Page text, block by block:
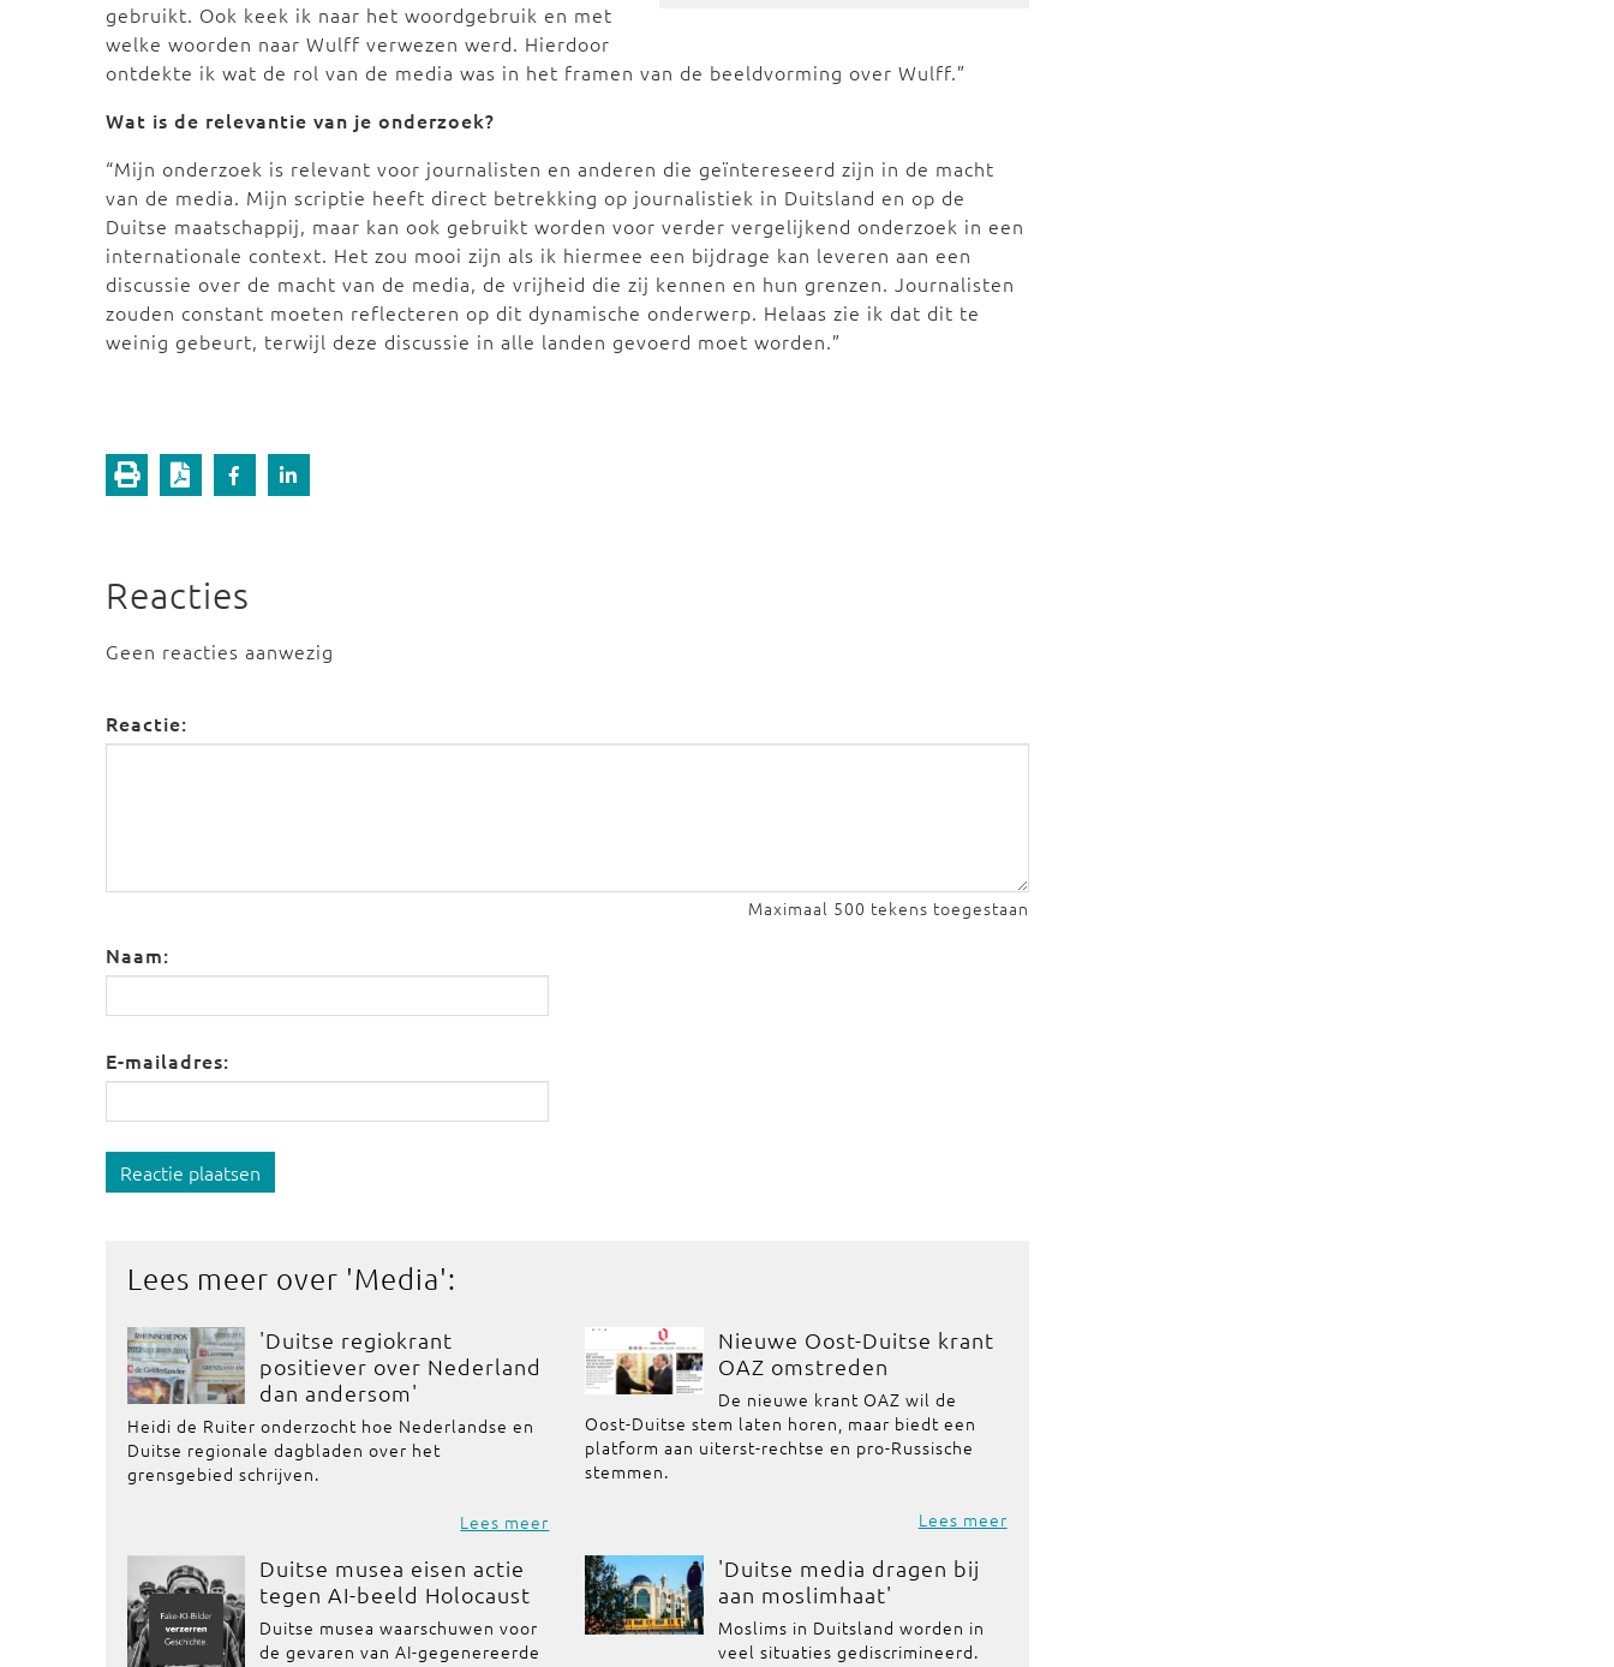
gebruikt. Ook keek ik naar het woordgebruik en met
welke woorden naar Wulff verwezen werd. Hierdoor
ontdekte ik wat de rol van de media was in het framen van de beeldvorming over Wulff.”
Wat is de relevantie van je onderzoek?
“Mijn onderzoek is relevant voor journalisten en anderen die geïntereseerd zijn in de macht
van de media. Mijn scriptie heeft direct betrekking op journalistiek in Duitsland en op de
Duitse maatschappij, maar kan ook gebruikt worden voor verder vergelijkend onderzoek in een
internationale context. Het zou mooi zijn als ik hiermee een bijdrage kan leveren aan een
discussie over de macht van de media, de vrijheid die zij kennen en hun grenzen. Journalisten
zouden constant moeten reflecteren op dit dynamische onderwerp. Helaas zie ik dat dit te
weinig gebeurt, terwijl deze discussie in alle landen gevoerd moet worden.”
Reacties
Geen reacties aanwezig
Reactie:
Maximaal 500 tekens toegestaan
Naam:
E-mailadres:
Reactie plaatsen
Lees meer over 'Media':
'Duitse regiokrant
positiever over Nederland
dan andersom'
Heidi de Ruiter onderzocht hoe Nederlandse en
Duitse regionale dagbladen over het
grensgebied schrijven.
Lees meer
Nieuwe Oost-Duitse krant
OAZ omstreden
De nieuwe krant OAZ wil de
Oost-Duitse stem laten horen, maar biedt een
platform aan uiterst-rechtse en pro-Russische
stemmen.
Lees meer
Duitse musea eisen actie
tegen AI-beeld Holocaust
Duitse musea waarschuwen voor
de gevaren van AI-gegenereerde
'Duitse media dragen bij
aan moslimhaat'
Moslims in Duitsland worden in
veel situaties gediscrimineerd.